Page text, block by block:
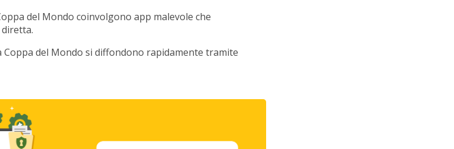
del Mondo coinvolgono app malevole che
Coppa del Mondo si diffondono rapidamente tramite